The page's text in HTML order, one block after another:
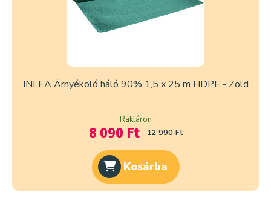
INLEA Árnyékoló háló 90% 1,5 x 25 m HDPE - Zöld
Raktáron
8 090 Ft 12 990 Ft
Kosárba